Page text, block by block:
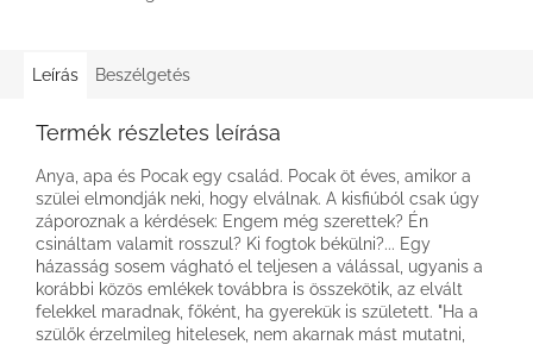
Leírás Beszélgetés
Termék részletes leírása
Anya, apa és Pocak egy család. Pocak öt éves, amikor a
szülei elmondják neki, hogy elválnak. A kisfiúból csak úgy
záporoznak a kérdések: Engem még szerettek? Én
csináltam valamit rosszul? Ki fogtok békülni?... Egy
házasság sosem vágható el teljesen a válással, ugyanis a
korábbi közös emlékek továbbra is összekötik, az elvált
felekkel maradnak, főként, ha gyerekük is született. "Ha a
szülők érzelmileg hitelesek, nem akarnak mást mutatni,